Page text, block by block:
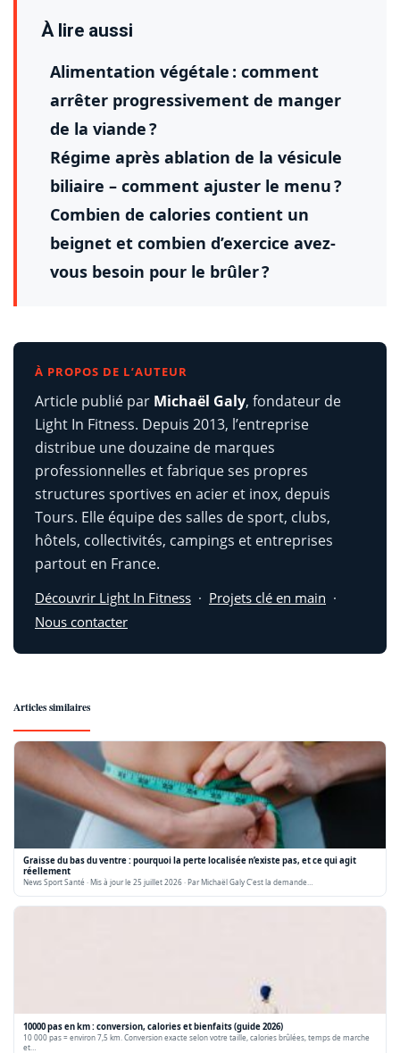
À lire aussi
Alimentation végétale : comment
arrêter progressivement de manger
de la viande ?
Régime après ablation de la vésicule
biliaire – comment ajuster le menu ?
Combien de calories contient un
beignet et combien d’exercice avez-
vous besoin pour le brûler ?
À PROPOS DE L’AUTEUR
Article publié par Michaël Galy, fondateur de
Light In Fitness. Depuis 2013, l’entreprise
distribue une douzaine de marques
professionnelles et fabrique ses propres
structures sportives en acier et inox, depuis
Tours. Elle équipe des salles de sport, clubs,
hôtels, collectivités, campings et entreprises
partout en France.
Découvrir Light In Fitness · Projets clé en main ·
Nous contacter
Articles similaires
Graisse du bas du ventre : pourquoi la perte localisée n’existe pas, et ce qui agit
réellement
News Sport Santé · Mis à jour le 25 juillet 2026 · Par Michaël Galy C'est la demande…
10000 pas en km : conversion, calories et bienfaits (guide 2026)
10 000 pas = environ 7,5 km. Conversion exacte selon votre taille, calories brûlées, temps de marche
et…